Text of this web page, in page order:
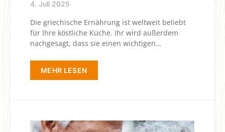
4. Juli 2025
Die griechische Ernährung ist weltweit beliebt
für Ihre köstliche Küche. Ihr wird außerdem
nachgesagt, dass sie einen wichtigen…
MEHR LESEN